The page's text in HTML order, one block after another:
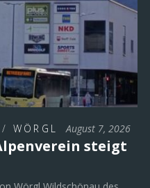
/ WÖRGL August 7, 2026
steigt